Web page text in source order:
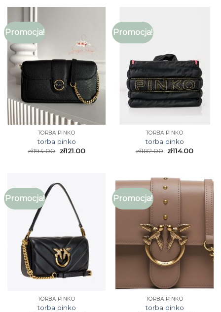
Promocja!
TORBA PINKO
torba pinko
zł194.00 zł121.00
Promocja!
TORBA PINKO
torba pinko
zł182.00 zł114.00
Promocja!
TORBA PINKO
torba pinko
Promocja!
TORBA PINKO
torba pinko